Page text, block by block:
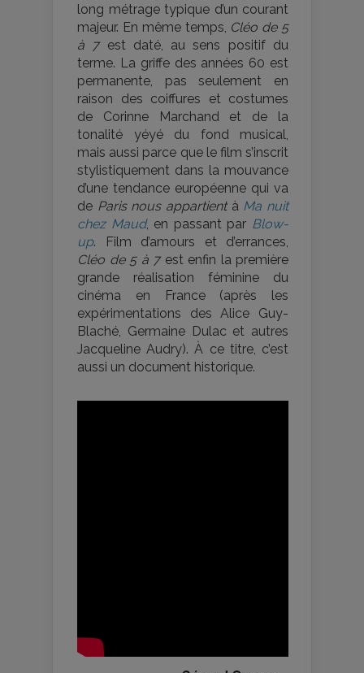
long métrage typique d’un courant
majeur. En même temps, Cléo de 5
à 7est daté, au sens positif du
terme. La griffe des années 60 est
permanente, pas seulement en
raison des coiffures et costumes
de Corinne Marchand et de la
tonalité yéyé du fond musical,
mais aussi parce que le film s’inscrit
stylistiquement dans la mouvance
d’une tendance européenne qui va
de Paris nous appartientà Ma nuit
chez Maud, en passant par Blow-
up. Film d’amours et d’errances,
Cléo de 5 à 7est enfin la première
grande réalisation féminine du
cinéma en France (après les
expérimentations des Alice Guy-
Blaché, Germaine Dulac et autres
Jacqueline Audry). À ce titre, c’est
aussi un document historique.